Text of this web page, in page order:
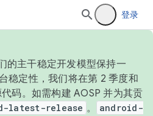
登录
的主干稳定开发模型保持一
稳定性，我们将在第 2 季度和
码。如需构建 AOSP 并为其贡
latest-release 。
android-